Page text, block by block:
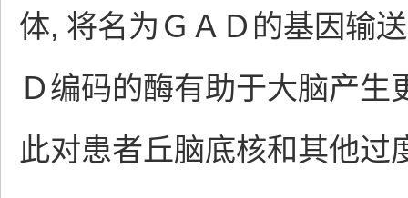
体, 将名为ＧＡＤ的基因输
Ｄ编码的酶有助于大脑产
此对患者丘脑底核和其他过